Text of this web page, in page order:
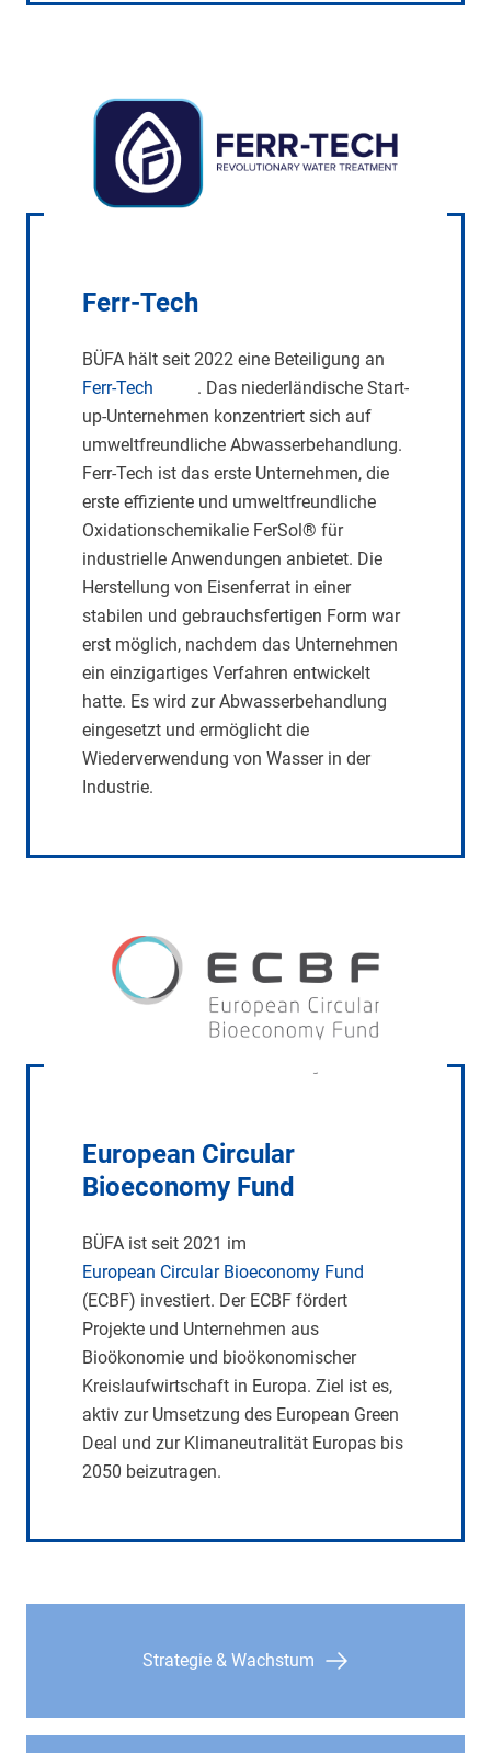
Ferr-Tech
BÜFA hält seit 2022 eine Beteiligung an
Ferr-Tech
. Das niederländische Start-
up-Unternehmen konzentriert sich auf
umweltfreundliche Abwasserbehandlung.
Ferr-Tech ist das erste Unternehmen, die
erste effiziente und umweltfreundliche
Oxidationschemikalie FerSol® für
industrielle Anwendungen anbietet. Die
Herstellung von Eisenferrat in einer
stabilen und gebrauchsfertigen Form war
erst möglich, nachdem das Unternehmen
ein einzigartiges Verfahren entwickelt
hatte. Es wird zur Abwasserbehandlung
eingesetzt und ermöglicht die
Wiederverwendung von Wasser in der
Industrie.
European Circular
Bioeconomy Fund
BÜFA ist seit 2021 im
European Circular Bioeconomy Fund
(ECBF) investiert. Der ECBF fördert
Projekte und Unternehmen aus
Bioökonomie und bioökonomischer
Kreislaufwirtschaft in Europa. Ziel ist es,
aktiv zur Umsetzung des European Green
Deal und zur Klimaneutralität Europas bis
2050 beizutragen.
Strategie & Wachstum